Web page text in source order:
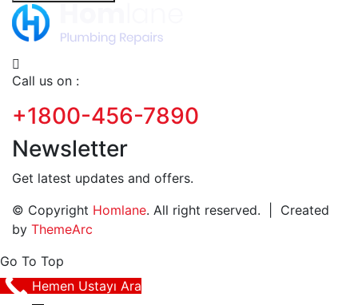
Call us on :
+1800-456-7890
Newsletter
Get latest updates and offers.
© Copyright Homlane. All right reserved. | Created
by ThemeArc
Go To Top
Hemen Ustayı Ara